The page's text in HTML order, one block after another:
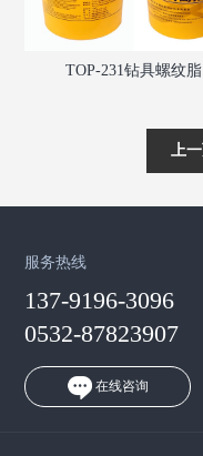
TOP-231钻具螺纹脂
服务热线
137-9196-3096
0532-87823907
在线咨询